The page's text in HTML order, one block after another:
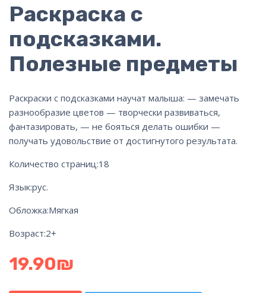
Раскраска с
подсказками.
Полезные предметы
Раскраски с подсказками научат малыша: — замечать
разнообразие цветов — творчески развиваться,
фантазировать, — не бояться делать ошибки —
получать удовольствие от достигнутого результата.
Количество страниц:18
Язык:рус.
Обложка:Мягкая
Возраст:2+
19.90₪